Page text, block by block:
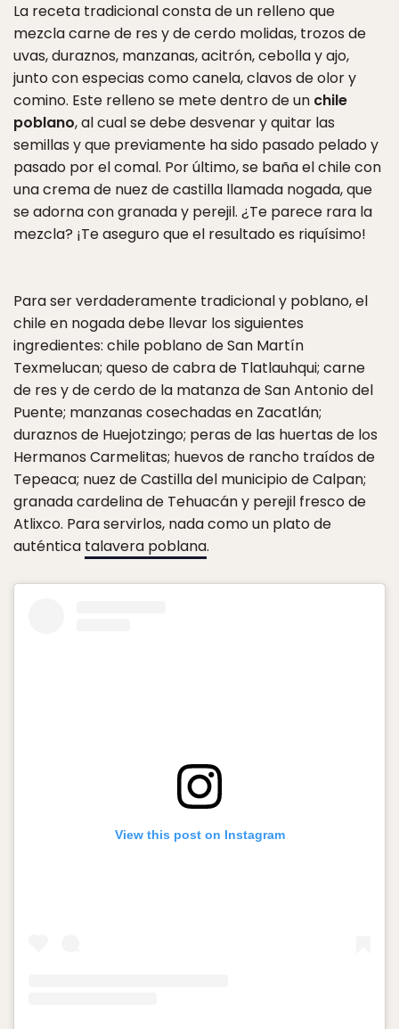
La receta tradicional consta de un relleno que
mezcla carne de res y de cerdo molidas, trozos de
uvas, duraznos, manzanas, acitrón, cebolla y ajo,
junto con especias como canela, clavos de olor y
comino. Este relleno se mete dentro de un chile
poblano, al cual se debe desvenar y quitar las
semillas y que previamente ha sido pasado pelado y
pasado por el comal. Por último, se baña el chile con
una crema de nuez de castilla llamada nogada, que
se adorna con granada y perejil. ¿Te parece rara la
mezcla? ¡Te aseguro que el resultado es riquísimo!
Para ser verdaderamente tradicional y poblano, el
chile en nogada debe llevar los siguientes
ingredientes: chile poblano de San Martín
Texmelucan; queso de cabra de Tlatlauhqui; carne
de res y de cerdo de la matanza de San Antonio del
Puente; manzanas cosechadas en Zacatlán;
duraznos de Huejotzingo; peras de las huertas de los
Hermanos Carmelitas; huevos de rancho traídos de
Tepeaca; nuez de Castilla del municipio de Calpan;
granada cardelina de Tehuacán y perejil fresco de
Atlixco. Para servirlos, nada como un plato de
auténtica talavera poblana.
View this post on Instagram